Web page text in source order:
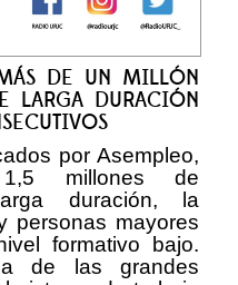
DE UN MILLÓN
LARGA DURACIÓN
por Asempleo,
millones de
duración, la
personas mayores
formativo bajo.
de las grandes